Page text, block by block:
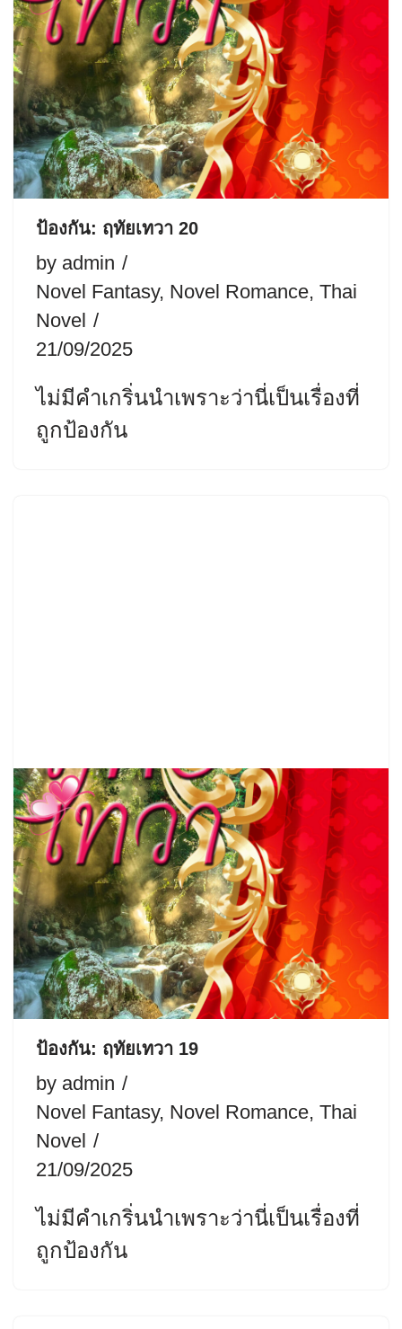
ป้องกัน: ฤทัยเทวา 20
by admin
Novel Fantasy, Novel Romance, Thai
Novel
21/09/2025
ไม่มีคำเกริ่นนำเพราะว่านี่เป็นเรื่องที่
ถูกป้องกัน
ป้องกัน: ฤทัยเทวา 19
by admin
Novel Fantasy, Novel Romance, Thai
Novel
21/09/2025
ไม่มีคำเกริ่นนำเพราะว่านี่เป็นเรื่องที่
ถูกป้องกัน